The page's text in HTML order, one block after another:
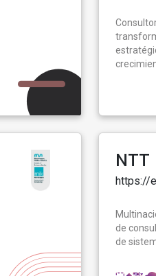
NTT
https://
de
de